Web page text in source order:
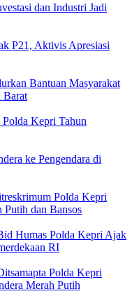
dan Industri Jadi
P21, Aktivis Apresiasi
Bantuan Masyarakat
Barat
Kepri Tahun
ke Pengendara di
Polda Kepri
Putih dan Bansos
Humas Polda Kepri Ajak
RI
Polda Kepri
Merah Putih